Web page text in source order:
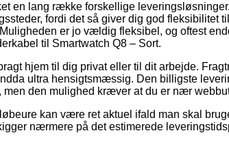
en lang række forskellige
fordi det så giver dig god fleksibilitet
er jo vældig fleksibel, og oftest
til Smartwatch Q8 – Sort.
hjem til dig privat eller til dit arbejde.
ultra hensigtsmæssig. Den billigste
men den mulighed kræver at du er nær
kan være ret aktuel ifald man skal
nærmere på det estimerede